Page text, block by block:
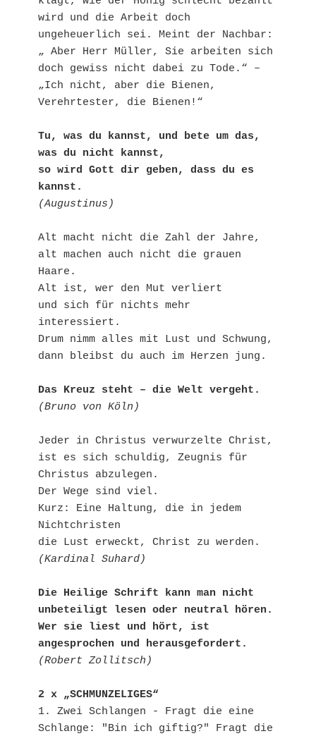
wird und die Arbeit doch
ungeheuerlich sei. Meint der Nachbar:
„ Aber Herr Müller, Sie arbeiten sich
doch gewiss nicht dabei zu Tode.“ –
„Ich nicht, aber die Bienen,
Verehrtester, die Bienen!“
Tu, was du kannst, und bete um das,
was du nicht kannst,
so wird Gott dir geben, dass du es
kannst.
(Augustinus)
Alt macht nicht die Zahl der Jahre,
alt machen auch nicht die grauen
Haare.
Alt ist, wer den Mut verliert
und sich für nichts mehr
interessiert.
Drum nimm alles mit Lust und Schwung,
dann bleibst du auch im Herzen jung.
Das Kreuz steht – die Welt vergeht.
(Bruno von Köln)
Jeder in Christus verwurzelte Christ,
ist es sich schuldig, Zeugnis für
Christus abzulegen.
Der Wege sind viel.
Kurz: Eine Haltung, die in jedem
Nichtchristen
(Kardinal Suhard)
Die Heilige Schrift kann man nicht
unbeteiligt lesen oder neutral hören.
Wer sie liest und hört, ist
angesprochen und herausgefordert.
(Robert Zollitsch)
2 x „SCHMUNZELIGES“
1. Zwei Schlangen - Fragt die eine
Schlange: "Bin ich giftig?" Fragt die